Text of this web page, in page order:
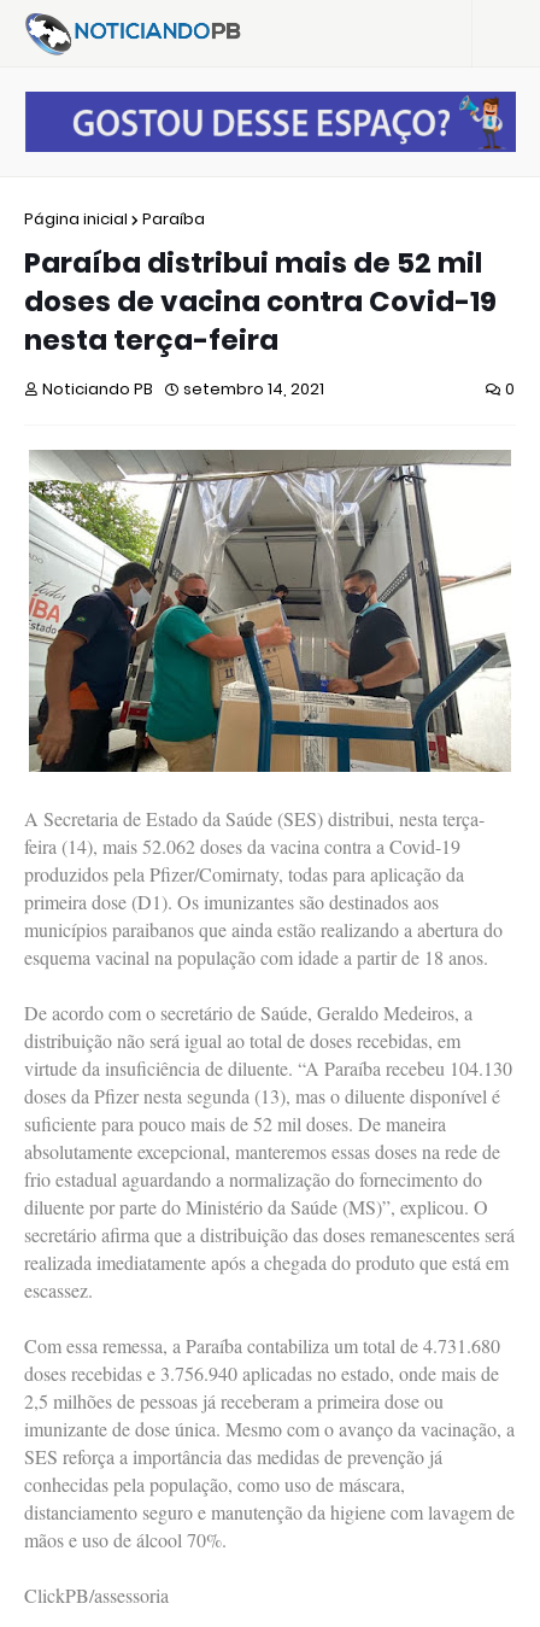
Página inicial Paraíba
Paraíba distribui mais de 52 mil
doses de vacina contra Covid-19
nesta terça-feira
Noticiando PB setembro 14, 2021 0
A Secretaria de Estado da Saúde (SES) distribui, nesta terça-
feira (14), mais 52.062 doses da vacina contra a Covid-19
produzidos pela Pfizer/Comirnaty, todas para aplicação da
primeira dose (D1). Os imunizantes são destinados aos
municípios paraibanos que ainda estão realizando a abertura do
esquema vacinal na população com idade a partir de 18 anos.
De acordo com o secretário de Saúde, Geraldo Medeiros, a
distribuição não será igual ao total de doses recebidas, em
virtude da insuficiência de diluente. “A Paraíba recebeu 104.130
doses da Pfizer nesta segunda (13), mas o diluente disponível é
suficiente para pouco mais de 52 mil doses. De maneira
absolutamente excepcional, manteremos essas doses na rede de
frio estadual aguardando a normalização do fornecimento do
diluente por parte do Ministério da Saúde (MS)”, explicou. O
secretário afirma que a distribuição das doses remanescentes será
realizada imediatamente após a chegada do produto que está em
escassez.
Com essa remessa, a Paraíba contabiliza um total de 4.731.680
doses recebidas e 3.756.940 aplicadas no estado, onde mais de
2,5 milhões de pessoas já receberam a primeira dose ou
imunizante de dose única. Mesmo com o avanço da vacinação, a
SES reforça a importância das medidas de prevenção já
conhecidas pela população, como uso de máscara,
distanciamento seguro e manutenção da higiene com lavagem de
mãos e uso de álcool 70%.
ClickPB/assessoria